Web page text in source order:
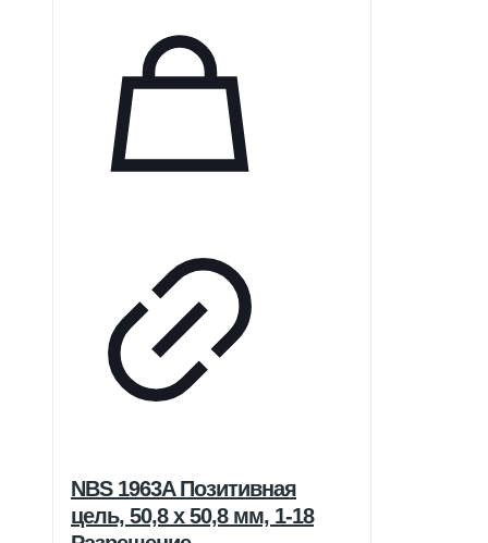
NBS 1963A Позитивная
цель, 50,8 x 50,8 мм, 1-18